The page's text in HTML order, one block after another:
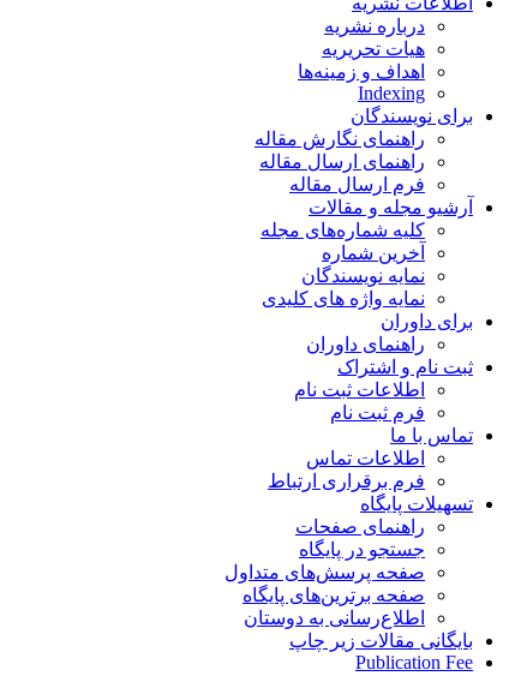
درباره نشریه
هیات تحریریه
اهداف و زمینه‌ها
Indexing
برای نویسندگان
راهنمای نگارش مقاله
راهنمای ارسال مقاله
فرم ارسال مقاله
آرشیو مجله و مقالات
کلیه شماره‌های مجله
آخرین شماره
نمایه نویسندگان
نمایه واژه های کلیدی
برای داوران
راهنمای داوران
ثبت نام و اشتراک
اطلاعات ثبت نام
فرم ثبت نام
تماس با ما
اطلاعات تماس
فرم برقراری ارتباط
تسهیلات پایگاه
راهنمای صفحات
جستجو در پایگاه
صفحه پرسش‌های متداول
صفحه برترین‌های پایگاه
اطلاع‌رسانی به دوستان
بایگانی مقالات زیر چاپ
Publication Fee